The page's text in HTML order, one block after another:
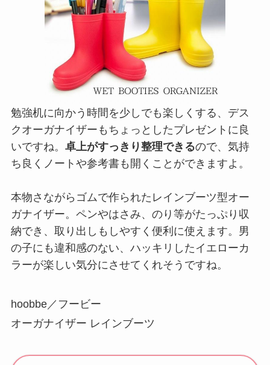
勉強机に向かう時間を少しでも楽しくする、デス
クオーガナイザーもちょっとしたプレゼントに良
いですね。 卓上がすっきり整理できるので、気持
ち良くノートや参考書も開くことができますよ。
本物さながらゴムで作られたレインブーツ型オー
ガナイザー。ペンやはさみ、のり等がたっぷり収
納でき、取り出しもしやすく便利に使えます。男
の子にも違和感のない、ハッキリしたイエローカ
ラーが楽しい気分にさせてくれそうですね。
hoobbe／フービー
オーガナイザー レインブーツ